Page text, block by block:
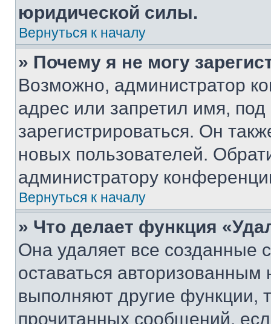
юридической силы.
Вернуться к началу
» Почему я не могу
Возможно, администратор
адрес или запретил имя,
зарегистрироваться. Он
новых пользователей.
администратору
Вернуться к началу
» Что делает функция
Она удаляет все созданные
оставаться
выполняют другие функции,
прочитанных сообщений,